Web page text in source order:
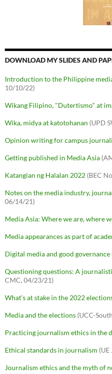
DOWNLOAD MY SLIDES AND
Introduction to the Philippine
10/10/22)
Wikang Filipino, "Dutertismo" at
Wika, midya at katotohanan (UPD
Opinion writing for campus
Getting published in Media Asia
Katangian ng Halalan 2022 (BEC
Notes on the media industry,
06/14/21)
Media Asia: Where we are, where
Media appearances as part of
Digital media and good governance
Questioning questions: A
CMC, 04/23/21)
What's at stake in the 2022
Media and the elections (UCC-
Practicing journalism ethics in the
Ethical standards in journalism
Journalism ethics and the myth of